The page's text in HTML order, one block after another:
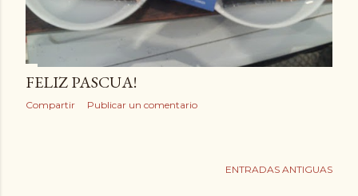
FELIZ PASCUA!
Compartir Publicar un comentario
ENTRADAS ANTIGUAS